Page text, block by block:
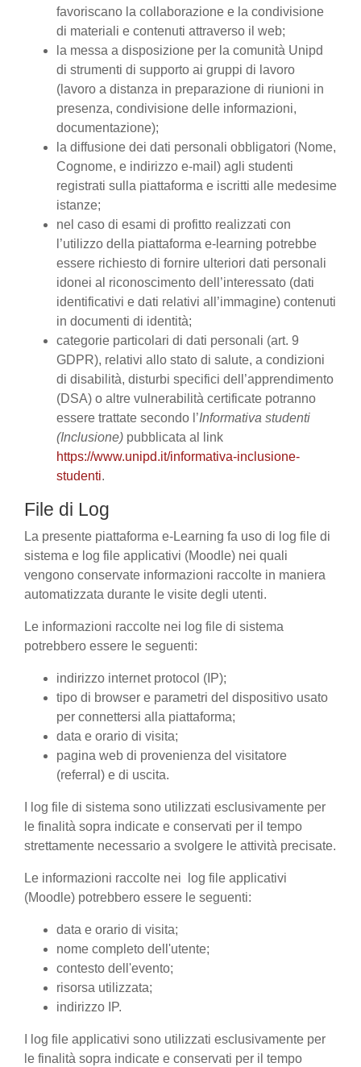
favoriscano la collaborazione e la condivisione
di materiali e contenuti attraverso il web;
la messa a disposizione per la comunità Unipd
di strumenti di supporto ai gruppi di lavoro
(lavoro a distanza in preparazione di riunioni in
presenza, condivisione delle informazioni,
documentazione);
la diffusione dei dati personali obbligatori (Nome,
Cognome, e indirizzo e-mail) agli studenti
registrati sulla piattaforma e iscritti alle medesime
istanze;
nel caso di esami di profitto realizzati con
l’utilizzo della piattaforma e-learning potrebbe
essere richiesto di fornire ulteriori dati personali
idonei al riconoscimento dell’interessato (dati
identificativi e dati relativi all’immagine) contenuti
in documenti di identità;
categorie particolari di dati personali (art. 9
GDPR), relativi allo stato di salute, a condizioni
di disabilità, disturbi specifici dell’apprendimento
(DSA) o altre vulnerabilità certificate potranno
essere trattate secondo l’Informativa studenti
(Inclusione) pubblicata al link
https://www.unipd.it/informativa-inclusione-
studenti.
File di Log
La presente piattaforma e-Learning fa uso di log file di
sistema e log file applicativi (Moodle) nei quali
vengono conservate informazioni raccolte in maniera
automatizzata durante le visite degli utenti.
Le informazioni raccolte nei log file di sistema
potrebbero essere le seguenti:
indirizzo internet protocol (IP);
tipo di browser e parametri del dispositivo usato
per connettersi alla piattaforma;
data e orario di visita;
pagina web di provenienza del visitatore
(referral) e di uscita.
I log file di sistema sono utilizzati esclusivamente per
le finalità sopra indicate e conservati per il tempo
strettamente necessario a svolgere le attività precisate.
Le informazioni raccolte nei log file applicativi
(Moodle) potrebbero essere le seguenti:
data e orario di visita;
nome completo dell'utente;
contesto dell'evento;
risorsa utilizzata;
indirizzo IP.
I log file applicativi sono utilizzati esclusivamente per
le finalità sopra indicate e conservati per il tempo